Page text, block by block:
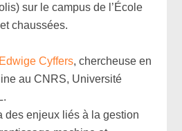
sur le campus de l’École
chaussées.
Edwige Cyffers, chercheuse en
au CNRS, Université
des enjeux liés à la gestion